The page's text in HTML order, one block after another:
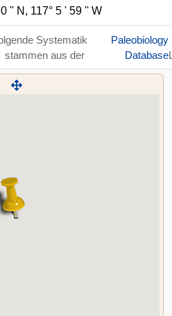
'' N, 117° 5 ' 59 '' W
Systematik
stammen aus der
Paleobiology
Database